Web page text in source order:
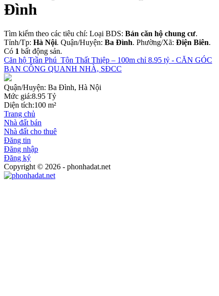
Đình
Tìm kiếm theo các tiêu chí: Loại BDS: Bán căn hộ chung cư.
Tỉnh/Tp: Hà Nội. Quận/Huyện: Ba Đình. Phường/Xã: Điện Biên.
Có 1 bất động sản.
Căn hộ Trần Phú_Tôn Thất Thiệp – 100m chỉ 8.95 tỷ - CĂN GÓC
BAN CÔNG QUANH NHÀ, SĐCC
Quận/Huyện: Ba Đình, Hà Nội
Mức giá:8.95 Tỷ
Diện tích:100 m²
Trang chủ
Nhà đất bán
Nhà đất cho thuê
Đăng tin
Đăng nhập
Đăng ký
Copyright © 2026 - phonhadat.net